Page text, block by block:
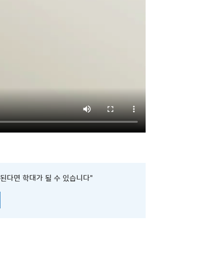
다면 학대가 될 수 있습니다"